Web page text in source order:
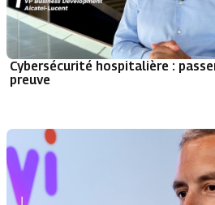
Cybersécurité hospitalière :
preuve